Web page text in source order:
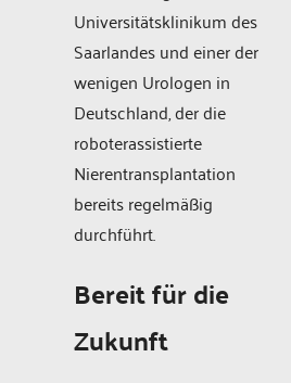
Universitätsklinikum des
Saarlandes und einer der
wenigen Urologen in
Deutschland, der die
roboterassistierte
Nierentransplantation
bereits regelmäßig
durchführt.
Bereit für die
Zukunft